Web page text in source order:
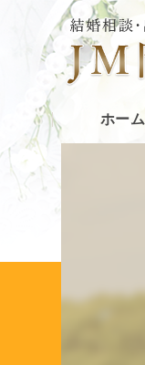
ホーム